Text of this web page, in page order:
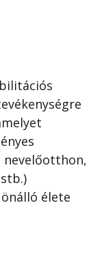
nevelőotthon,
élete